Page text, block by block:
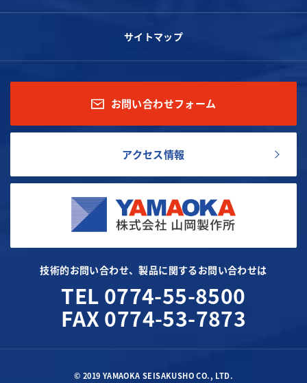
サイトマップ
技術的お問い合わせ、製品に関するお問い合わせは
TEL 0774-55-8500
FAX 0774-53-7873
お問い合わせフォーム
アクセス情報
© 2019 YAMAOKA SEISAKUSHO CO., LTD.